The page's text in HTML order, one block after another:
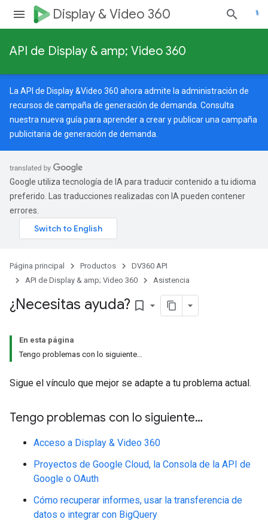
Display & Video 360
API de Display & amp; Video 360
La API de Display &Video 360 ahora admite la administración de
recursos de campaña de generación de demanda. Consulta
nuestra nueva guía para aprender a crear y publicar una campaña
publicitaria de generación de demanda.
Google utiliza tecnología de IA para traducir contenido a tu idioma
preferido. Las traducciones realizadas con IA pueden contener
errores.
Página principal Productos
DV360 API
API de Display & amp; Video 360
Asistencia
¿Necesitas ayuda? bookmark_border
En esta página
Tengo problemas con lo siguiente…
Sigue el vínculo que mejor se adapte a tu problema actual.
Tengo problemas con lo siguiente…
Acceso a Display & Video 360
Proyectos de Google Cloud, la Consola de la API de
Google o OAuth
Cómo recuperar informes, usar la transferencia de
datos o integrar con BigQuery